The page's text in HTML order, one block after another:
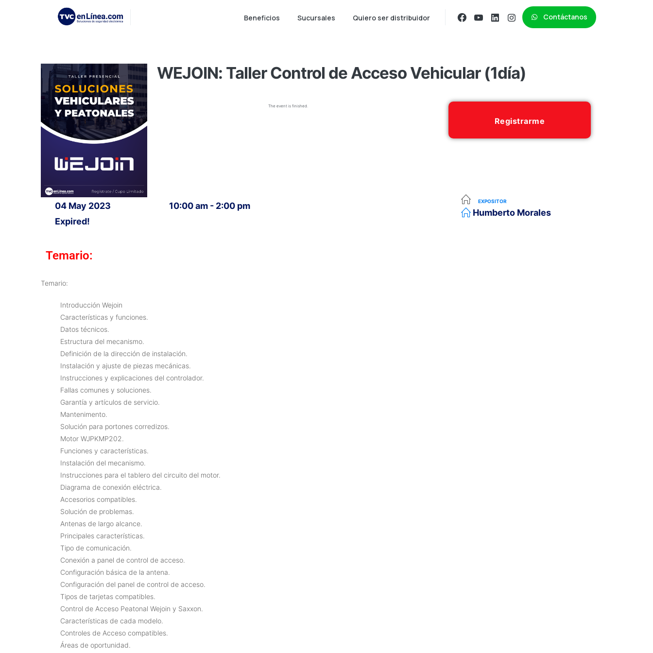
Beneficios Sucursales Quiero ser distribuidor Contáctanos
WEJOIN: Taller Control de Acceso Vehicular (1día)
The event is finished.
Registrarme
04 May 2023
Expired!
10:00 am - 2:00 pm EXPOSITOR
Humberto Morales
Temario:
Temario:
Introducción Wejoin
Características y funciones.
Datos técnicos.
Estructura del mecanismo.
Definición de la dirección de instalación.
Instalación y ajuste de piezas mecánicas.
Instrucciones y explicaciones del controlador.
Fallas comunes y soluciones.
Garantía y artículos de servicio.
Mantenimento.
Solución para portones corredizos.
Motor WJPKMP202.
Funciones y características.
Instalación del mecanismo.
Instrucciones para el tablero del circuito del motor.
Diagrama de conexión eléctrica.
Accesorios compatibles.
Solución de problemas.
Antenas de largo alcance.
Principales características.
Tipo de comunicación.
Conexión a panel de control de acceso.
Configuración básica de la antena.
Configuración del panel de control de acceso.
Tipos de tarjetas compatibles.
Control de Acceso Peatonal Wejoin y Saxxon.
Características de cada modelo.
Controles de Acceso compatibles.
Áreas de oportunidad.